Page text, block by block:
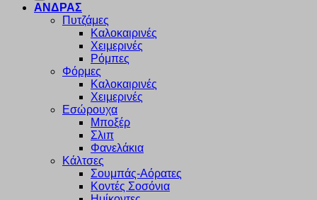
ΑΝΔΡΑΣ
Πυτζάμες
Καλοκαιρινές
Χειμερινές
Ρόμπες
Φόρμες
Καλοκαιρινές
Χειμερινές
Εσώρουχα
Μποξέρ
Σλιπ
Φανελάκια
Κάλτσες
Σουμπάς-Αόρατες
Κοντές Σοσόνια